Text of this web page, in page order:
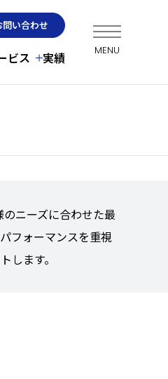
問い合わせ
ビス 実績
ニーズに合わせた最
フォーマンスを重視
します。